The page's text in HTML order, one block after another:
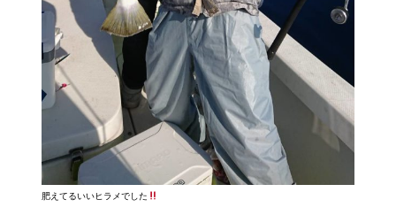
肥えてるいいヒラメでした